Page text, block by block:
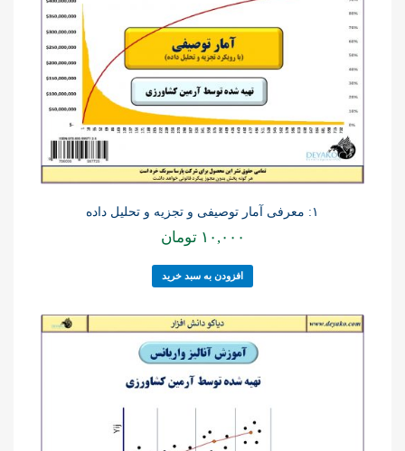
۱: معرفی آمار توصیفی و تجزیه و تحلیل داده
۱۰,۰۰۰ تومان
افزودن به سبد خرید